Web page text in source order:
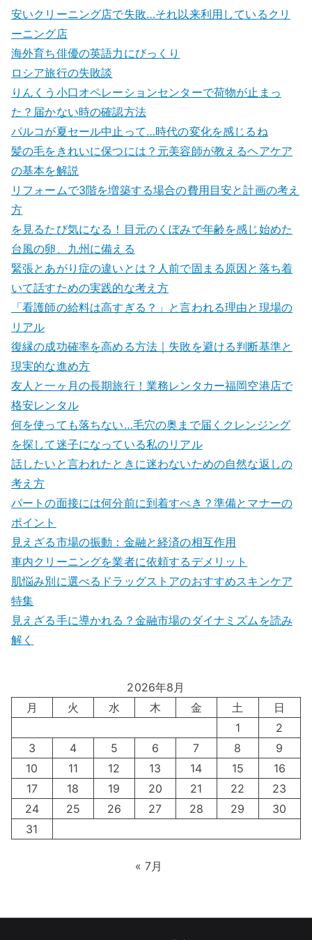
安いクリーニング店で失敗…それ以来利用しているクリ
ーニング店
海外育ち俳優の英語力にびっくり
ロシア旅行の失敗談
りんくう小口オペレーションセンターで荷物が止まっ
た？届かない時の確認方法
パルコが夏セール中止って…時代の変化を感じるね
髪の毛をきれいに保つには？元美容師が教えるヘアケア
の基本を解説
リフォームで3階を増築する場合の費用目安と計画の考え
方
を見るたび気になる！目元のくぼみで年齢を感じ始めた
台風の卵、九州に備える
緊張とあがり症の違いとは？人前で固まる原因と落ち着
いて話すための実践的な考え方
「看護師の給料は高すぎる？」と言われる理由と現場の
リアル
復縁の成功確率を高める方法｜失敗を避ける判断基準と
現実的な進め方
友人と一ヶ月の長期旅行！業務レンタカー福岡空港店で
格安レンタル
何を使っても落ちない…毛穴の奥まで届くクレンジング
を探して迷子になっている私のリアル
話したいと言われたときに迷わないための自然な返しの
考え方
パートの面接には何分前に到着すべき？準備とマナーの
ポイント
見えざる市場の振動：金融と経済の相互作用
車内クリーニングを業者に依頼するデメリット
肌悩み別に選べるドラッグストアのおすすめスキンケア
特集
見えざる手に導かれる？金融市場のダイナミズムを読み
解く
2026年8月
月
火 水 木 金 土
日
1
2
3
4 5 6 7 8
9
10
11 12 13 14 15
16
17
18 19 20 21 22
23
24
25 26 27 28 29
30
31
« 7月